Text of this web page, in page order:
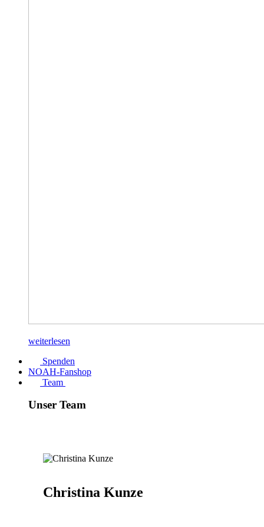
weiterlesen
Spenden
NOAH-Fanshop
Team
Unser Team
Christina Kunze